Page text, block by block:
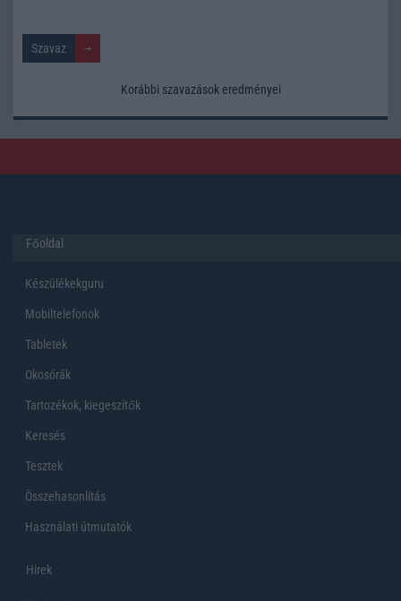
Korábbi szavazások eredményei
Főoldal
Készülékekguru
Mobiltelefonok
Tabletek
Okosórák
Tartozékok, kiegeszítők
Keresés
Tesztek
Összehasonlítás
Használati útmutatók
Hirek